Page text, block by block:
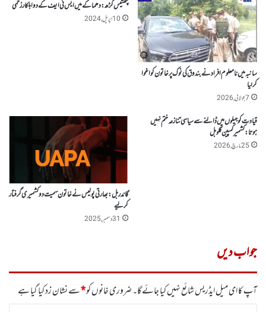
سانبہ میں نامعلوم افراد نے بندوق کی نوک پرخاتون کو اغوا
کر لیا
7 جولائی, 2026
چھتیس گڑھ :دھماکے میں ایس ٹی ایف کے دو اہلکار زخمی
10 اپریل, 2024
قیادت کو جیلوں میں ڈالنے سے سیاسی تنازعہ ختم نہیں
ہوتا:کشمیر کمپین گلوبل
25 مارچ, 2026
گاندر بل: بھارتی پولیس نے خاتون سمیت دو کشمیری گرفتار
کر لیے
31 دسمبر, 2025
جواب دیں
آپ کا ای میل ایڈریس شائع نہیں کیا جائے گا۔ضروری خانوں کو*سے نشان زد کیا گیا ہے